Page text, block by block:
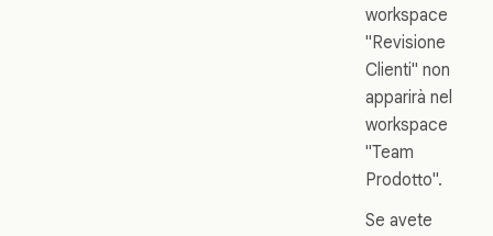
workspace
"Revisione
Clienti" non
apparirà nel
workspace
"Team
Prodotto".
Se avete